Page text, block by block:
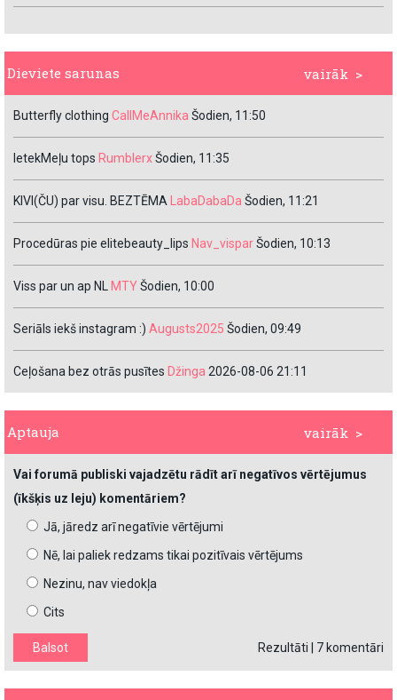
vairāk >
Dieviete sarunas
Butterfly clothing CallMeAnnika Šodien, 11:50
IetekMeļu tops RumblerxŠodien, 11:35
KIVI(ČU) par visu. BEZTĒMA LabaDabaDa Šodien, 11:21
Procedūras pie elitebeauty_lips Nav_visparŠodien, 10:13
Viss par un ap NL MTYŠodien, 10:00
Seriāls iekš instagram :) Augusts2025 Šodien, 09:49
Ceļošana bez otrās pusītes Džinga 2026-08-06 21:11
vairāk >
Aptauja
Vai forumā publiski vajadzētu rādīt arī negatīvos vērtējumus
(īkšķis uz leju) komentāriem?
Jā, jāredz arī negatīvie vērtējumi
Nē, lai paliek redzams tikai pozitīvais vērtējums
Nezinu, nav viedokļa
Cits
Rezultāti 7 komentāri